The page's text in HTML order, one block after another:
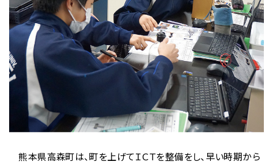
熊本県高森町は、町を上げてＩＣＴを整備をし、早い時期から